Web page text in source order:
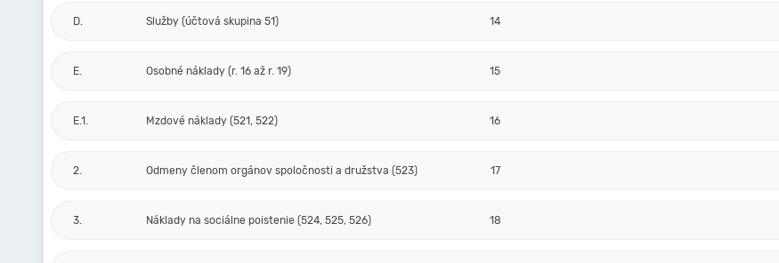
D. Služby (účtová skupina 51) 14
E. Osobné náklady (r. 16 až r. 19) 15
E.1. Mzdové náklady (521, 522) 16
2. Odmeny členom orgánov spoločnosti a družstva (523) 17
3. Náklady na sociálne poistenie (524, 525, 526) 18